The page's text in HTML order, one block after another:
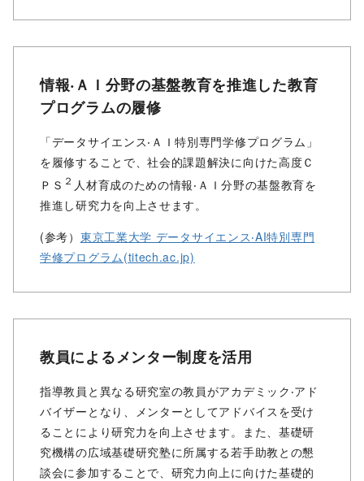
情報‧ＡＩ分野の基盤教育を推進した教育
プログラムの履修
「データサイエンス‧ＡＩ特別専⾨学修プログラム」
を履修することで、社会的課題解決に向けた⾼度Ｃ
ＰＳ ２ ⼈材育成のための情報‧ＡＩ分野の基盤教育を
推進し研究⼒を向上させます。
(参考） 東京⼯業⼤学 データサイエンス‧AI特別専⾨
学修プログラム(titech.ac.jp)
教員によるメンター制度を活⽤
指導教員と異なる研究室の教員がアカデミック‧アド
バイザーとなり、メンターとしてアドバイスを受け
ることにより研究⼒を向上させます。また、基礎研
究機構の広域基礎研究塾に所属する若⼿助教との懇
談会に参加することで、研究⼒向上に向けた基礎的